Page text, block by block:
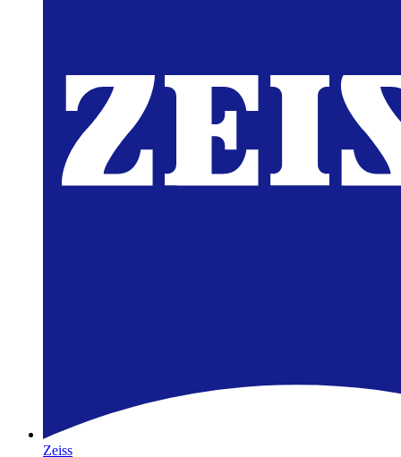
Zeiss